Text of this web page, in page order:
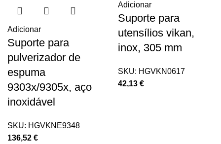
Adicionar
Suporte para
pulverizador de
espuma
9303x/9305x, aço
inoxidável
SKU: HGVKNE9348
136,52 €
Adicionar
Suporte para
utensílios vikan,
inox, 305 mm
SKU: HGVKN0617
42,13 €